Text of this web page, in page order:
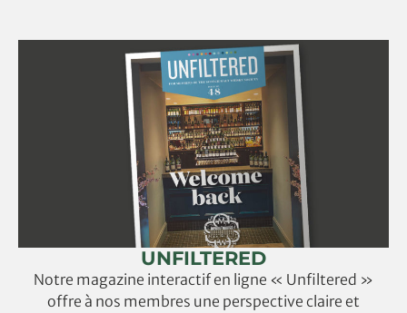
UNFILTERED
Notre magazine interactif en ligne « Unfiltered »
offre à nos membres une perspective claire et